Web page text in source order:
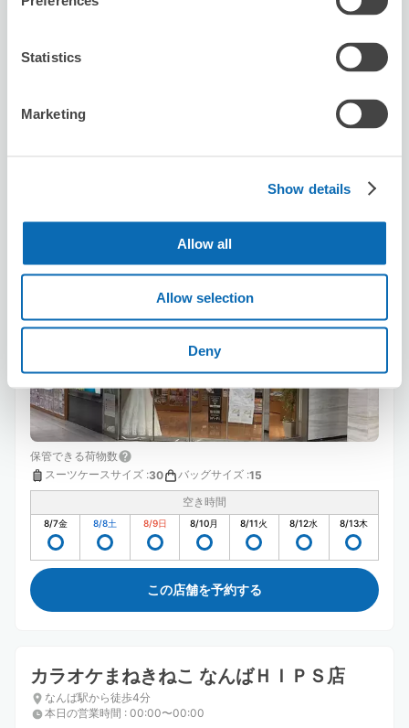
Statistics
Marketing
Show details
Allow all
Allow selection
Deny
本日の営業時間: 10:00〜19:00
保管できる荷物数
スーツケースサイズ :30 バッグサイズ :15
空き時間
8/7金 8/8土 8/9日 8/10月 8/11火 8/12水 8/13木
この店舗を予約する
カラオケまねきねこ なんばＨＩＰＳ店
なんば駅から徒歩4分
本日の営業時間 : 00:00〜00:00